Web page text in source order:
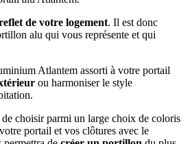
de votre logement. Il est donc
alu qui vous représente et qui
Atlantem assorti à votre portail
ou harmoniser le style
choisir parmi un large choix de coloris
portail et vos clôtures avec le